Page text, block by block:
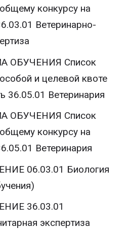
конкурсу на
Ветеринарно-
ОБУЧЕНИЯ Список
и целевой квоте
36.05.01 Ветеринария
ОБУЧЕНИЯ Список
конкурсу на
Ветеринария
06.03.01 Биология
36.03.01
экспертиза